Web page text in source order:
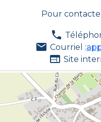
Pour
Courriel :
Site